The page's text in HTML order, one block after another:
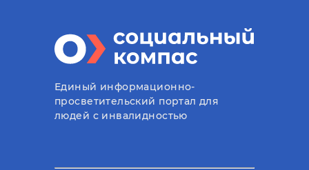
Единый информационно-
просветительский портал для
людей с инвалидностью